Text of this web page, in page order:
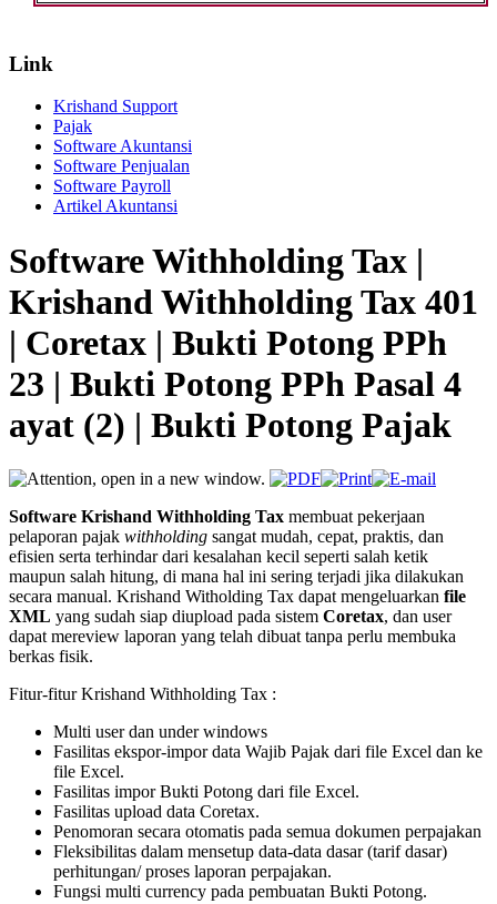
Link
Krishand Support
Pajak
Software Akuntansi
Software Penjualan
Software Payroll
Artikel Akuntansi
Software Withholding Tax |
Krishand Withholding Tax 401
| Coretax | Bukti Potong PPh
23 | Bukti Potong PPh Pasal 4
ayat (2) | Bukti Potong Pajak
Software Krishand Withholding Tax membuat pekerjaan
pelaporan pajak withholding sangat mudah, cepat, praktis, dan
efisien serta terhindar dari kesalahan kecil seperti salah ketik
maupun salah hitung, di mana hal ini sering terjadi jika dilakukan
secara manual. Krishand Witholding Tax dapat mengeluarkan file
XML yang sudah siap diupload pada sistem Coretax, dan user
dapat mereview laporan yang telah dibuat tanpa perlu membuka
berkas fisik.
Fitur-fitur Krishand Withholding Tax :
Multi user dan under windows
Fasilitas ekspor-impor data Wajib Pajak dari file Excel dan ke
file Excel.
Fasilitas impor Bukti Potong dari file Excel.
Fasilitas upload data Coretax.
Penomoran secara otomatis pada semua dokumen perpajakan
Fleksibilitas dalam mensetup data-data dasar (tarif dasar)
perhitungan/ proses laporan perpajakan.
Fungsi multi currency pada pembuatan Bukti Potong.